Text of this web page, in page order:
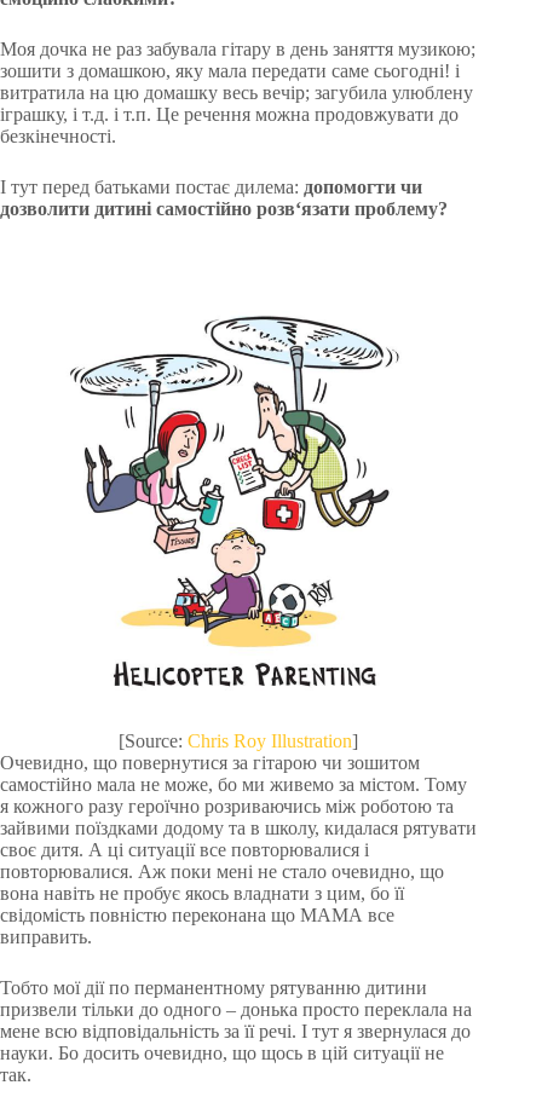
Моя дочка не раз забувала гітару в день заняття музикою;
зошити з домашкою, яку мала передати саме сьогодні! і
витратила на цю домашку весь вечір; загубила улюблену
іграшку, і т.д. і т.п. Це речення можна продовжувати до
безкінечності.
І тут перед батьками постає дилема: допомогти чи
дозволити дитині самостійно розв‘язати проблему?
[Source:Chris Roy Illustration]
Очевидно, що повернутися за гітарою чи зошитом
самостійно мала не може, бо ми живемо за містом. Тому
я кожного разу героїчно розриваючись між роботою та
зайвими поїздками додому та в школу, кидалася рятувати
своє дитя. А ці ситуації все повторювалися і
повторювалися. Аж поки мені не стало очевидно, що
вона навіть не пробує якось владнати з цим, бо її
свідомість повністю переконана що МАМА все
виправить.
Тобто мої дії по перманентному рятуванню дитини
призвели тільки до одного – донька просто переклала на
мене всю відповідальність за її речі. І тут я звернулася до
науки. Бо досить очевидно, що щось в цій ситуації не
так.